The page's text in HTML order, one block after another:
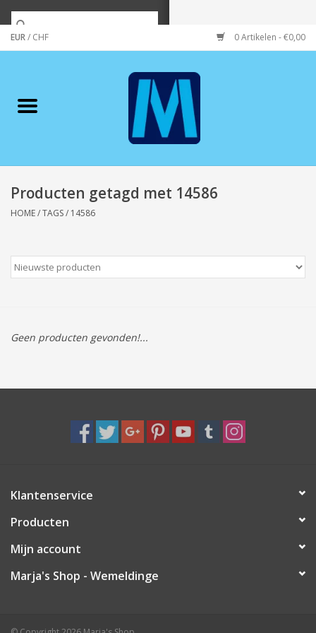
EUR/ CHF 0 Artikelen - €0,00
Merken
Wonen/koken/huishouden
Wenskaarten
Tassen/Portemonnee
Boeken
Speelgoed & hobby
Cadeau & feest
Contact/Locatie
Producten getagd met 14586
HOME/TAGS/ 14586
Geen producten gevonden!...
Klantenservice
Producten
Mijn account
Marja's Shop - Wemeldinge